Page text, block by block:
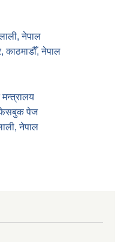
नेपाल
काठमाडौँ, नेपाल
मन्त्रालय
फेसबुक पेज
नेपाल